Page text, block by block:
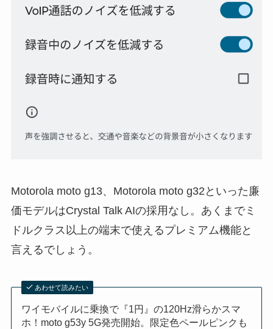
Motorola moto g13、Motorola moto g32といった廉
価モデルはCrystal Talk AIの採用なし。あくまでミ
ドルクラス以上の端末で使えるプレミアム機能と
言えるでしょう。
あわせて読みたい
ワイモバイルに乗換で『1円』の120Hz滑らかスマ
ホ！moto g53y 5G発売開始。限定色ペールピンクも